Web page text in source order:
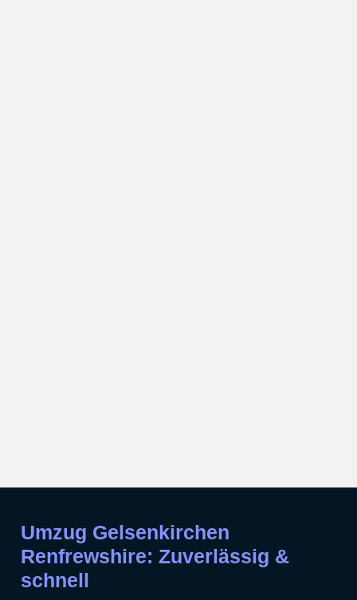
Umzug Gelsenkirchen
Renfrewshire: Zuverlässig &
schnell